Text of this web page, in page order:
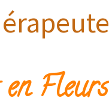
Fleurs